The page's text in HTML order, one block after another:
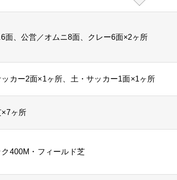
面、公営／オムニ8面、クレー6面×2ヶ所
カー2面×1ヶ所、土・サッカー1面×1ヶ所
ヶ所
400M・フィールド芝